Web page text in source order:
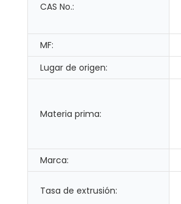
CAS No.:
MF:
Lugar de origen:
Materia prima:
Marca:
Tasa de extrusión: